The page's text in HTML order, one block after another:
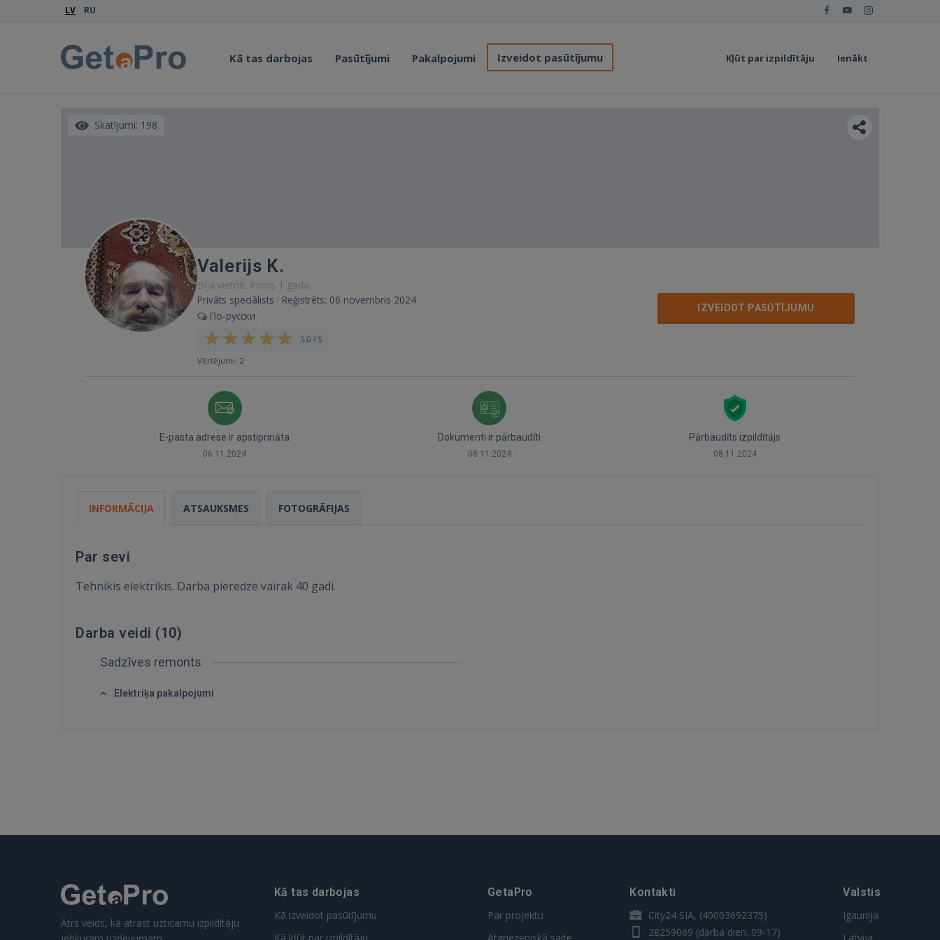
LV RU
Kā tas darbojas Pasūtījumi Pakalpojumi Izveidot pasūtījumu Kļūt par izpildītāju Ienākt
GOOGLE
Skatījumi: 198
Valerijs K.
Bija vietnē: Pirms 1 gada
Privāts speciālists · Reģistrēts: 06 novembris 2024
По-русски
5,0 / 5
Vērtējumi: 2
IZVEIDOT PASŪTĪJUMU
E-pasta adrese ir apstiprināta
06.11.2024
Dokumenti ir pārbaudīti
08.11.2024
Pārbaudīts izpildītājs
08.11.2024
INFORMĀCIJA ATSAUKSMES FOTOGRĀFIJAS
Par sevi
Tehnikis elektrikis. Darba pieredze vairak 40 gadi.
Darba veidi (10)
Sadzīves remonts
Elektriķa pakalpojumi
Ātrs veids, kā atrast uzticamu izpildītāju
Kā tas darbojas
Kā izveidot pasūtījumu
GetaPro
Par projektu
Kontakti
City24 SIA, (40003692375)
28259069 (darba dien. 09-17)
Valstis
Igaunija